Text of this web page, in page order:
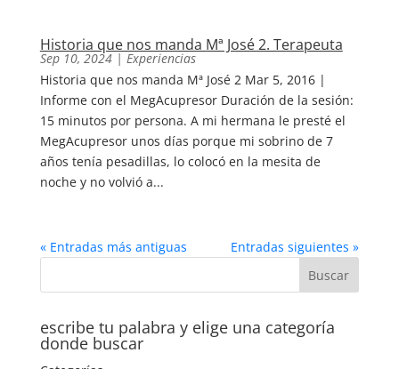
Historia que nos manda Mª José 2. Terapeuta
Sep 10, 2024| Experiencias
Historia que nos manda Mª José 2 Mar 5, 2016 |
Informe con el MegAcupresor Duración de la sesión:
15 minutos por persona. A mi hermana le presté el
MegAcupresor unos días porque mi sobrino de 7
años tenía pesadillas, lo colocó en la mesita de
noche y no volvió a...
« Entradas más antiguas Entradas siguientes »
escribe tu palabra y elige una categoría
donde buscar